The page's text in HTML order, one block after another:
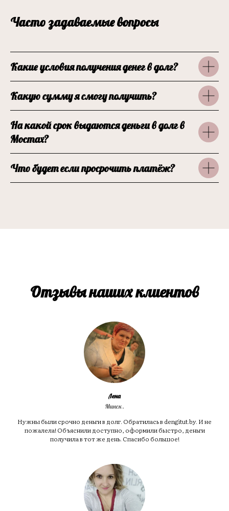
Часто задаваемые вопросы
Какие условия получения денег в долг?
Какую сумму я смогу получить?
На какой срок выдаются деньги в долг в
Мостах?
Что будет если просрочить платёж?
Отзывы наших клиентов
Лена
Минск.
Нужны были срочно деньги в долг. Обратилась в dengitut.by. И не
пожалела! Объяснили доступно, оформили быстро, деньги
получила в тот же день. Спасибо большое!